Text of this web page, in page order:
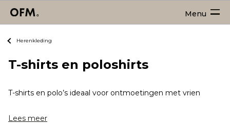
Menu
Herenkleding
T-shirts en poloshirts
T-shirts en polo’s ideaal voor ontmoetingen met vrienden,
Lees meer